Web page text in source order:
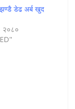
डेढ अर्ब खुद
२०८०